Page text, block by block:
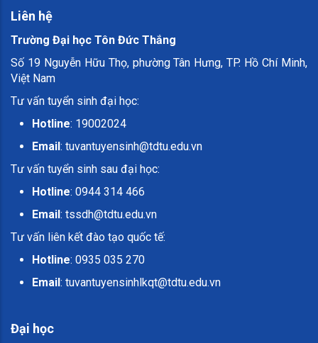
Liên hệ
Trường Đại học Tôn Đức Thắng
Số 19 Nguyễn Hữu Thọ, phường Tân Hưng, TP. Hồ Chí Minh,
Việt Nam
Tư vấn tuyển sinh đại học:
Hotline: 19002024
Email: tuvantuyensinh@tdtu.edu.vn
Tư vấn tuyển sinh sau đại học:
Hotline: 0944 314 466
Email: tssdh@tdtu.edu.vn
Tư vấn liên kết đào tạo quốc tế:
Hotline: 0935 035 270
Email: tuvantuyensinhlkqt@tdtu.edu.vn
Đại học